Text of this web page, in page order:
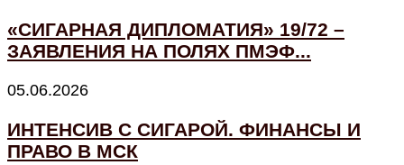
«СИГАРНАЯ ДИПЛОМАТИЯ» 19/72 –
ЗАЯВЛЕНИЯ НА ПОЛЯХ ПМЭФ...
05.06.2026
ИНТЕНСИВ С СИГАРОЙ. ФИНАНСЫ И
ПРАВО В МСК